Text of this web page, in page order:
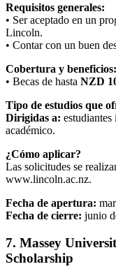
Requisitos generales:
• Ser aceptado en un
Lincoln.
• Contar con un buen
Cobertura y beneficios:
• Becas de hasta NZD
Tipo de estudios que
Dirigidas a:
académico.
¿Cómo aplicar?
Las solicitudes se
www.lincoln.ac.nz.
Fecha de apertura:
Fecha de cierre: junio
7. Massey
Scholarship